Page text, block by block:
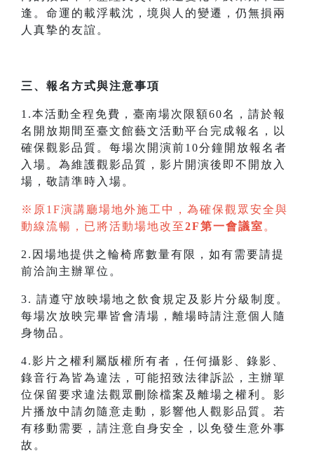
逢。命運的載浮載沈，境與人的變遷，仍無損兩
人真摯的友誼。
三、報名方式與注意事項
1.本活動全程免費，臺南場次限額60名，請於報
名開放期間至臺文館藝文活動平台完成報名，以
確保觀影品質。每場次開演前10分鐘開放報名者
入場。為維護觀影品質，影片開演後即不開放入
場，敬請準時入場。
※原1F演講廳場地外施工中，為確保觀眾安全與
動線流暢，已將活動場地改至2F第一會議室 。
2.因場地提供之輪椅席數量有限，如有需要請提
前洽詢主辦單位。
3. 請遵守放映場地之飲食規定及影片分級制度。
每場次放映完畢皆會清場，離場時請注意個人隨
身物品。
4.影片之權利屬版權所有者，任何攝影、錄影、
錄音行為皆為違法，可能招致法律訴訟，主辦單
位保留要求違法觀眾刪除檔案及離場之權利。影
片播放中請勿隨意走動，影響他人觀影品質。若
有移動需要，請注意自身安全，以免發生意外事
故。